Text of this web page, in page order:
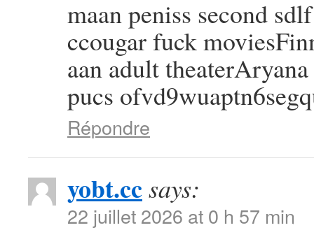
maan peniss second
ccougar fuck
aan adult
pucs
Répondre
yobt.ccsays:
22 juillet 2026 at 0 h 57 min